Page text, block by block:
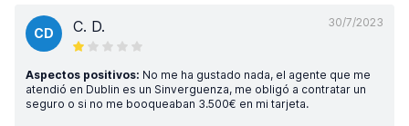
30/7/2023
CD C. D.
Aspectos positivos: No me ha gustado nada, el agente que me
atendió en Dublin es un Sinverguenza, me obligó a contratar un
seguro o si no me booqueaban 3.500€ en mi tarjeta.